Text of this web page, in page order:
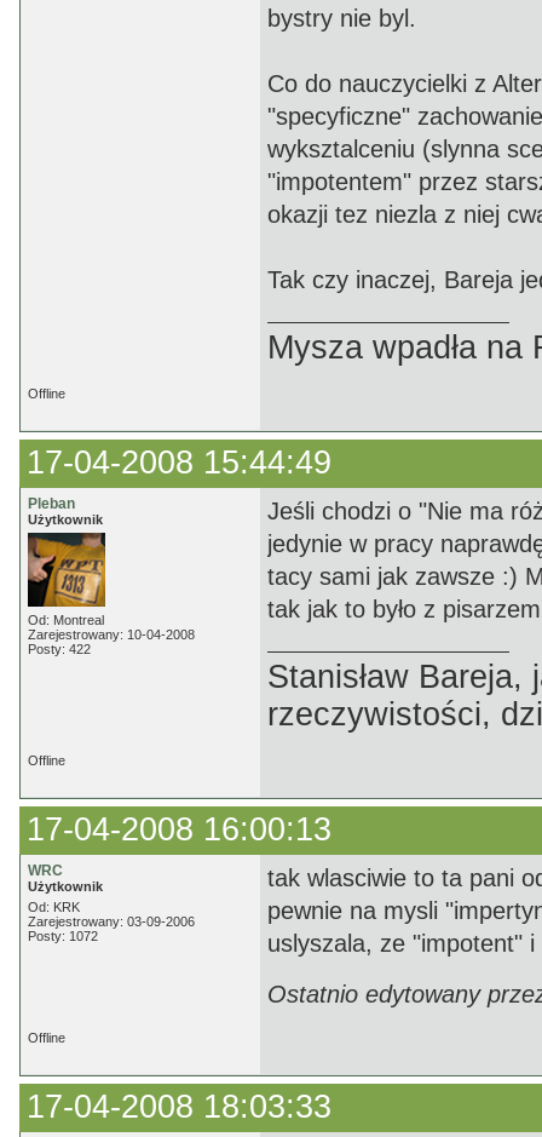
bystry nie byl.
Co do nauczycielki z
"specyficzne"
wyksztalceniu (slynna
"impotentem" przez
okazji tez niezla z niej
Tak czy inaczej, Bareja
Mysza wpadła na
Offline
17-04-2008 15:44:49
Pleban
Użytkownik
Od: Montreal
Zarejestrowany: 10-04-2008
Posty: 422
Jeśli chodzi o "Nie ma
jedynie w pracy
tacy sami jak zawsze :)
tak jak to było z
Stanisław
rzeczywistości,
Offline
17-04-2008 16:00:13
WRC
Użytkownik
Od: KRK
Zarejestrowany: 03-09-2006
Posty: 1072
tak wlasciwie to ta pani
pewnie na mysli
uslyszala, ze "impotent"
Ostatnio edytowany
Offline
17-04-2008 18:03:33